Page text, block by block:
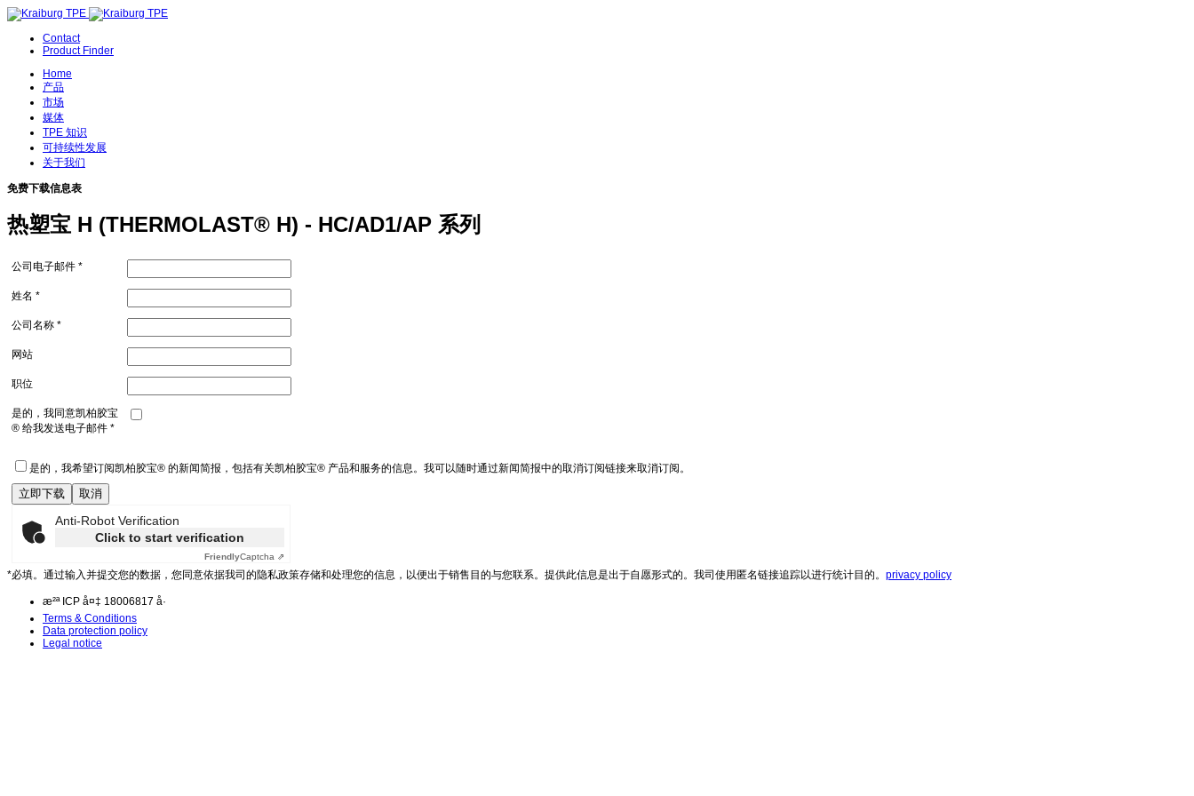
Contact
Product Finder
Home
产品
市场
媒体
TPE 知识
可持续性发展
关于我们
免费下载信息表
热塑宝 H (THERMOLAST® H) - HC/AD1/AP 系列
公司电子邮件 *
姓名 *
公司名称 *
网站
职位
是的，我同意凯柏胶宝
® 给我发送电子邮件 *
是的，我希望订阅凯柏胶宝® 的新闻简报，包括有关凯柏胶宝® 产品和服务的信息。我可以随时通过新闻简报中的取消订阅链接来取消订阅。
Anti-Robot Verification
Click to start verification
FriendlyCaptcha ⇗
*必填。通过输入并提交您的数据，您同意依据我司的隐私政策存储和处理您的信息，以便出于销售目的与您联系。提供此信息是出于自愿形式的。我司使用匿名链接追踪以进行统计目的。 privacy policy
æ²ª ICP å¤‡ 18006817 å·
Terms & Conditions
Data protection policy
Legal notice